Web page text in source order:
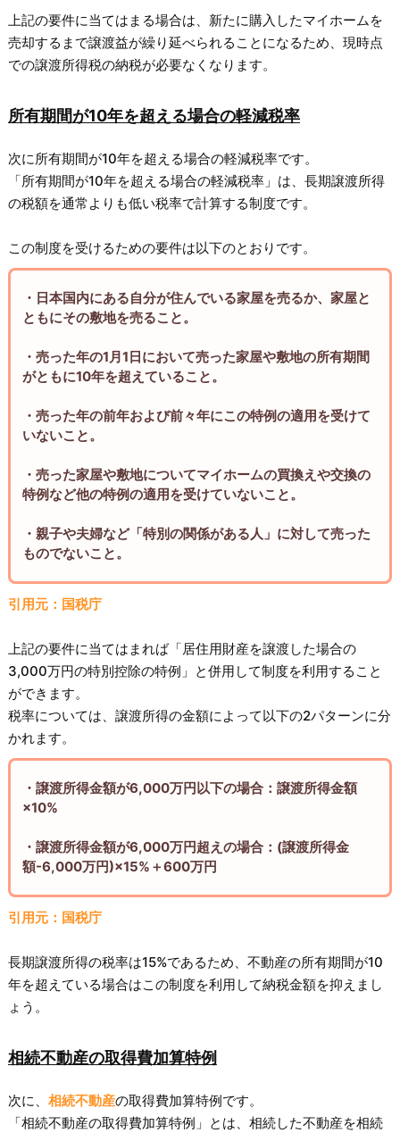
上記の要件に当てはまる場合は、新たに購入したマイホームを
売却するまで譲渡益が繰り延べられることになるため、現時点
での譲渡所得税の納税が必要なくなります。
所有期間が10年を超える場合の軽減税率
次に所有期間が10年を超える場合の軽減税率です。
「所有期間が10年を超える場合の軽減税率」は、長期譲渡所得
の税額を通常よりも低い税率で計算する制度です。
この制度を受けるための要件は以下のとおりです。
・日本国内にある自分が住んでいる家屋を売るか、家屋と
ともにその敷地を売ること。
・売った年の1月1日において売った家屋や敷地の所有期間
がともに10年を超えていること。
・売った年の前年および前々年にこの特例の適用を受けて
いないこと。
・売った家屋や敷地についてマイホームの買換えや交換の
特例など他の特例の適用を受けていないこと。
・親子や夫婦など「特別の関係がある人」に対して売った
ものでないこと。
引用元：国税庁
上記の要件に当てはまれば「居住用財産を譲渡した場合の
3,000万円の特別控除の特例」と併用して制度を利用すること
ができます。
税率については、譲渡所得の金額によって以下の2パターンに分
かれます。
・譲渡所得金額が6,000万円以下の場合：譲渡所得金額
×10%
・譲渡所得金額が6,000万円超えの場合：(譲渡所得金
額-6,000万円)×15%＋600万円
引用元：国税庁
長期譲渡所得の税率は15%であるため、不動産の所有期間が10
年を超えている場合はこの制度を利用して納税金額を抑えまし
ょう。
相続不動産の取得費加算特例
次に、 相続不動産の取得費加算特例です。
「相続不動産の取得費加算特例」とは、相続した不動産を相続